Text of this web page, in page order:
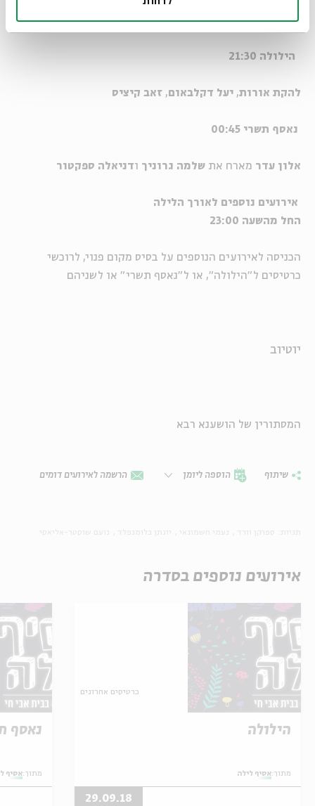
בגוף, בנפש וברוח
הילולה 21:30
להקת אורות, יעל דקלבאום, זאב קיציס
נאסף תשרי 00:45
אלון עדר מארח את שלמה גרוניך ודניאלה ספקטור
אירועים נוספים לאורך הלילה
החל מהשעה 23:00
הכניסה לאירועים הנוספים על בסיס מקום פנוי, לרוכשי
כרטיסים ל"הילולה", או ל"נאסף תשרי" או לשניהם
יוטיוב
המסתורין של הושענא רבא
שיתוף הוספה ליומן הרשמה לאירועים דומים
אירועים נוספים בסדרה
כרטיסים אחרונים
הילולה
מתוך:אסיף לילה
29.09.18
נאסף
מתוך:אסיף